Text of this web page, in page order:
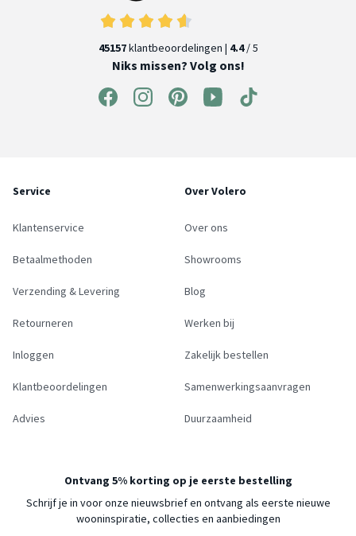
45157klantbeoordelingen | 4.4/ 5
Niks missen? Volg ons!
Service
Klantenservice
Betaalmethoden
Verzending & Levering
Retourneren
Inloggen
Klantbeoordelingen
Advies
Over Volero
Over ons
Showrooms
Blog
Werken bij
Zakelijk bestellen
Samenwerkingsaanvragen
Duurzaamheid
Ontvang 5% korting op je eerste bestelling
Schrijf je in voor onze nieuwsbrief en ontvang als eerste nieuwe
wooninspiratie, collecties en aanbiedingen